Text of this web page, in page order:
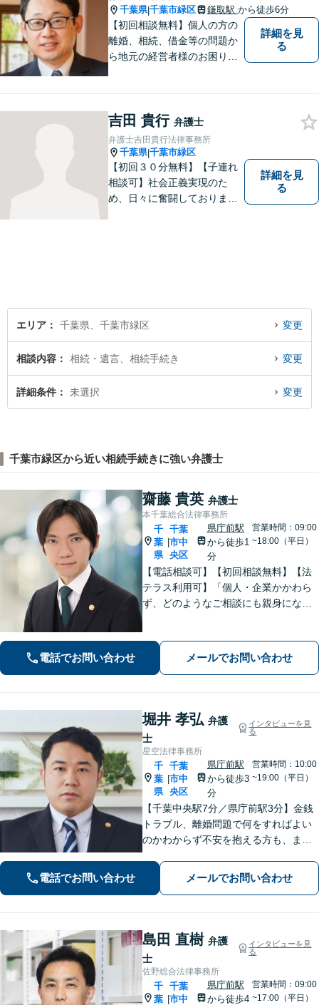
千葉県|千葉市緑区 鎌取駅 から徒歩6分
【初回相談無料】個人の方の
離婚、相続、借金等の問題か
ら地元の経営者様のお困りご
詳細を見
る
吉田 貴行 弁護士
弁護士吉田貴行法律事務所
千葉県|千葉市緑区
【初回３０分無料】【子連れ
相談可】社会正義実現のた
め、日々に奮闘しておりま
詳細を見
る
エリア 千葉県、千葉市緑区 変更
相談内容 相続・遺言、相続手続き 変更
詳細条件 未選択 変更
千葉市緑区から近い相続手続きに強い弁護士
齋藤 貴英 弁護士
本千葉総合法律事務所
千
葉
県
千葉
市中
央区
県庁前駅
から徒歩1
分
営業時間：09:00
~18:00（平日）
【電話相談可】【初回相談無料】【法
テラス利用可】「個人・企業かかわら
ず、どのようなご相談にも親身になっ
幅広くサポート。【夜間・休日面談
可】【完全個室】【本千葉駅徒歩３
電話でお問い合わせ メールでお問い合わせ
堀井 孝弘 弁護
士
インタビューを見
る
星空法律事務所
千
葉
県
千葉
市中
央区
県庁前駅
から徒歩3
分
営業時間：10:00
~19:00（平日）
【千葉中央駅7分／県庁前駅3分】金銭
トラブル、離婚問題で何をすればよい
のかわからず不安を抱える方も、まず
故：軽微に見えるケガでも、裁判基準
で算定すれば賠償額が大幅に増額され
電話でお問い合わせ メールでお問い合わせ
島田 直樹 弁護
士
インタビューを見
る
佐野総合法律事務所
千
葉
千葉
市中
県庁前駅
から徒歩4
営業時間：09:00
~17:00（平日）